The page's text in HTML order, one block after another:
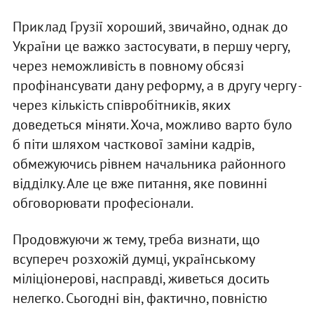
Приклад Грузії хороший, звичайно, однак до
України це важко застосувати, в першу чергу,
через неможливість в повному обсязі
профінансувати дану реформу, а в другу чергу -
через кількість співробітників, яких
доведеться міняти. Хоча, можливо варто було
б піти шляхом часткової заміни кадрів,
обмежуючись рівнем начальника районного
відділку. Але це вже питання, яке повинні
обговорювати професіонали.
Продовжуючи ж тему, треба визнати, що
всупереч розхожій думці, українському
міліціонерові, насправді, живеться досить
нелегко. Сьогодні він, фактично, повністю